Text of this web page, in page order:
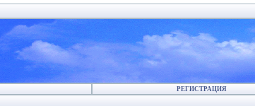
РЕГИСТРАЦИЯ